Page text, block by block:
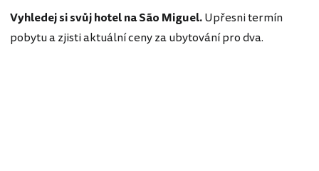
Vyhledej si svůj hotel na São Miguel.Upřesni termín
pobytu a zjisti aktuální ceny za ubytování pro dva.